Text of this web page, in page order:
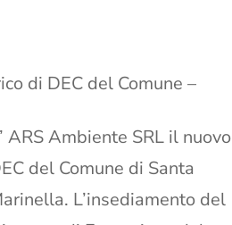
di DEC del Comune –
ARS Ambiente SRL il nuovo
del Comune di Santa
L’insediamento del